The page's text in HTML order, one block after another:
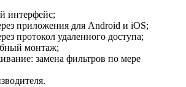
интерфейс;
приложения для Android и iOS;
протокол удаленного доступа;
монтаж;
замена фильтров по мере